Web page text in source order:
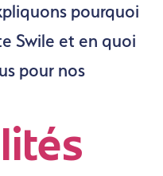
pourquoi
Swile et en quoi
pour nos